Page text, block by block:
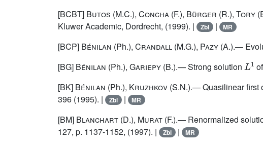
[BCBT] Butos (M.C.), Concha (F.), Bürger (R.), Tory
Kluwer Academic, Dordrecht, (1999). |
Zbl | MR
[BCP] Bénilan (Ph.), Crandall (M.G.), Pazy (A.).—
[BG] Bénilan (Ph.), Gariepy (B.).— Strong solution
1
[BK] Bénilan (Ph.), Kruzhkov (S.N.).— Quasilinear first
396 (1995). |
Zbl | MR
[BM] Blanchart (D.), Murat (F.).— Renormalized
127, p. 1137-1152, (1997). |
Zbl | MR